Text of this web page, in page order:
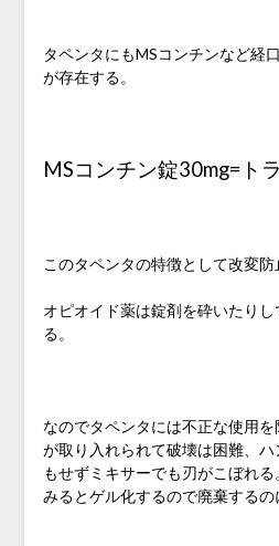
タペンタにもMSコンチンなど経
が存在する。
MSコンチン錠30mg=ト
このタペンタの特徴として改変防
オピオイド薬は錠剤を砕いたり
る。
なのでタペンタには不正な使用
が取り入れられて破壊は困難、
もせずミキサーでも刃がこぼれ
みるとゲル化するので廃棄するの